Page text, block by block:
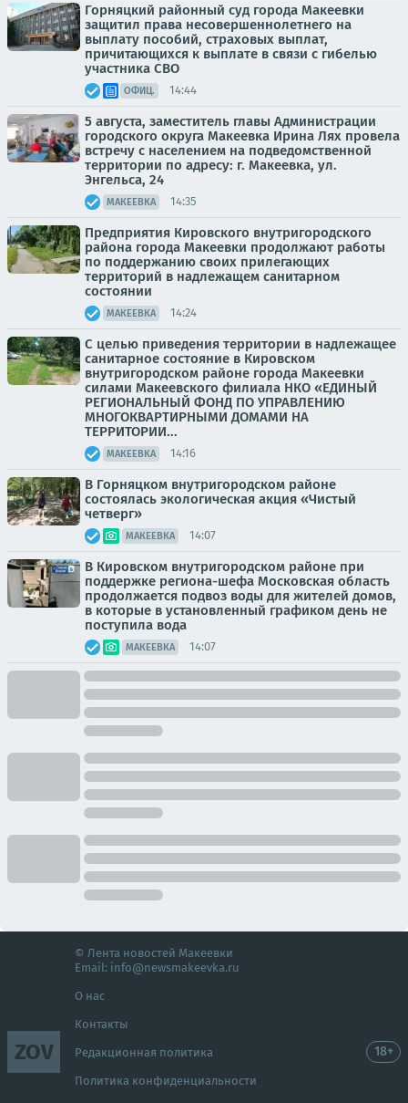
Горняцкий районный суд города Макеевки
защитил права несовершеннолетнего на
выплату пособий, страховых выплат,
причитающихся к выплате в связи с гибелью
участника СВО
ОФИЦ. 14:44
5 августа, заместитель главы Администрации
городского округа Макеевка Ирина Лях провела
встречу с населением на подведомственной
территории по адресу: г. Макеевка, ул.
Энгельса, 24
МАКЕЕВКА 14:35
Предприятия Кировского внутригородского
района города Макеевки продолжают работы
по поддержанию своих прилегающих
территорий в надлежащем санитарном
состоянии
МАКЕЕВКА 14:24
С целью приведения территории в надлежащее
санитарное состояние в Кировском
внутригородском районе города Макеевки
силами Макеевского филиала НКО «ЕДИНЫЙ
РЕГИОНАЛЬНЫЙ ФОНД ПО УПРАВЛЕНИЮ
МНОГОКВАРТИРНЫМИ ДОМАМИ НА
ТЕРРИТОРИИ...
МАКЕЕВКА 14:16
В Горняцком внутригородском районе
состоялась экологическая акция «Чистый
четверг»
МАКЕЕВКА 14:07
В Кировском внутригородском районе при
поддержке региона-шефа Московская область
продолжается подвоз воды для жителей домов,
в которые в установленный графиком день не
поступила вода
МАКЕЕВКА 14:07
ZOV
© Лента новостей Макеевки
Email: info@newsmakeevka.ru
О нас
Контакты
Редакционная политика
Политика конфиденциальности
18+